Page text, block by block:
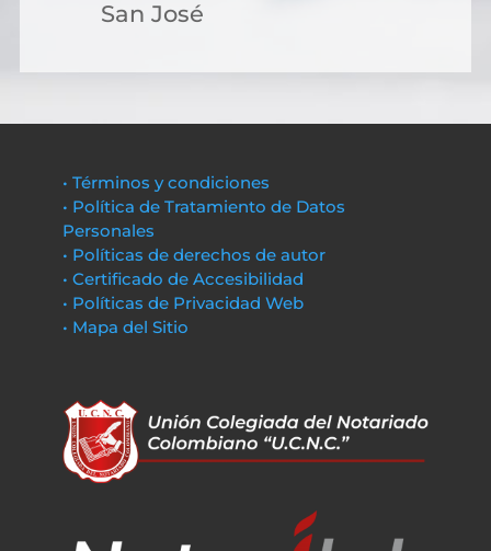
San José
• Términos y condiciones
• Política de Tratamiento de Datos
Personales
• Políticas de derechos de autor
• Certificado de Accesibilidad
• Políticas de Privacidad Web
• Mapa del Sitio